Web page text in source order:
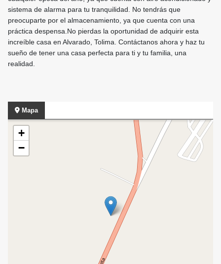
sistema de alarma para tu tranquilidad. No tendrás que
preocuparte por el almacenamiento, ya que cuenta con una
práctica despensa.No pierdas la oportunidad de adquirir esta
increíble casa en Alvarado, Tolima. Contáctanos ahora y haz tu
sueño de tener una casa perfecta para ti y tu familia, una
realidad.
Mapa
+
−